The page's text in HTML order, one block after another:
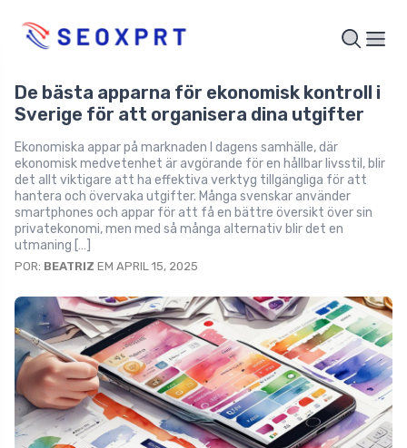
De bästa apparna för ekonomisk kontroll i
Sverige för att organisera dina utgifter
Ekonomiska appar på marknaden I dagens samhälle, där
ekonomisk medvetenhet är avgörande för en hållbar livsstil, blir
det allt viktigare att ha effektiva verktyg tillgängliga för att
hantera och övervaka utgifter. Många svenskar använder
smartphones och appar för att få en bättre översikt över sin
privatekonomi, men med så många alternativ blir det en
utmaning […]
POR: BEATRIZ EM APRIL 15, 2025